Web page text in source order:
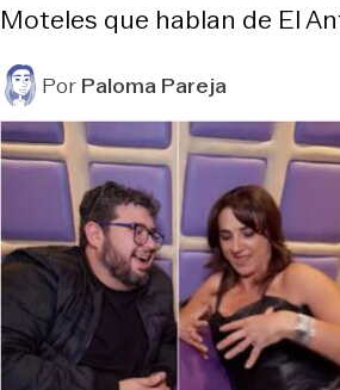
Moteles que hablan de El
PorPaloma Pareja